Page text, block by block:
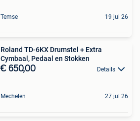
Temse 19 jul 26
Roland TD-6KX Drumstel + Extra
Cymbaal, Pedaal en Stokken
€ 650,00 Details
Mechelen 27 jul 26